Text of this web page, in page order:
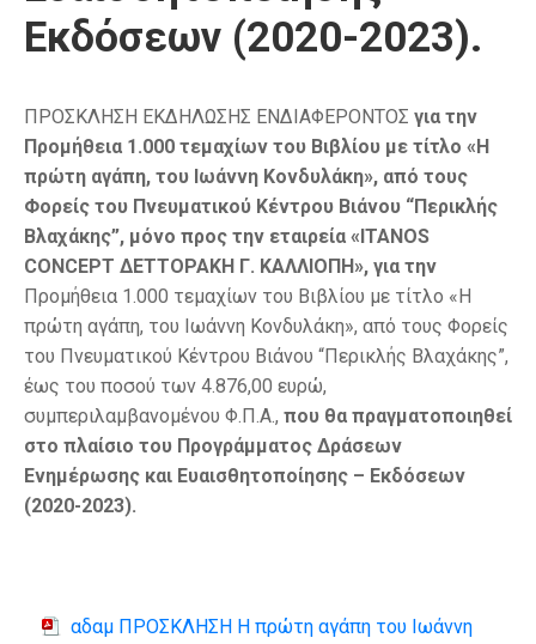
Εκδόσεων (2020-2023).
ΠΡΟΣΚΛΗΣΗ ΕΚΔΗΛΩΣΗΣ ΕΝΔΙΑΦΕΡΟΝΤΟΣ για την
Προμήθεια 1.000 τεμαχίων του Βιβλίου με τίτλο «Η
πρώτη αγάπη, του Ιωάννη Κονδυλάκη», από τους
Φορείς του Πνευματικού Κέντρου Βιάνου “Περικλής
Βλαχάκης”, μόνο προς την εταιρεία «ITANOS
CONCEPT ΔΕΤΤΟΡΑΚΗ Γ. ΚΑΛΛΙΟΠΗ», για την
Προμήθεια 1.000 τεμαχίων του Βιβλίου με τίτλο «Η
πρώτη αγάπη, του Ιωάννη Κονδυλάκη», από τους Φορείς
του Πνευματικού Κέντρου Βιάνου “Περικλής Βλαχάκης”,
έως του ποσού των 4.876,00 ευρώ,
συμπεριλαμβανομένου Φ.Π.Α., που θα πραγματοποιηθεί
στο πλαίσιο του Προγράμματος Δράσεων
Ενημέρωσης και Ευαισθητοποίησης – Εκδόσεων
(2020-2023).
αδαμ ΠΡΟΣΚΛΗΣΗ Η πρώτη αγάπη του Ιωάννη